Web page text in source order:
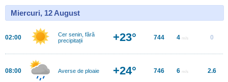
Miercuri, 12 August
02:00
Cer senin, fără
precipitații
+23° 744 4 m/s 0
08:00 Averse de ploaie +24° 746 6 m/s 2.6